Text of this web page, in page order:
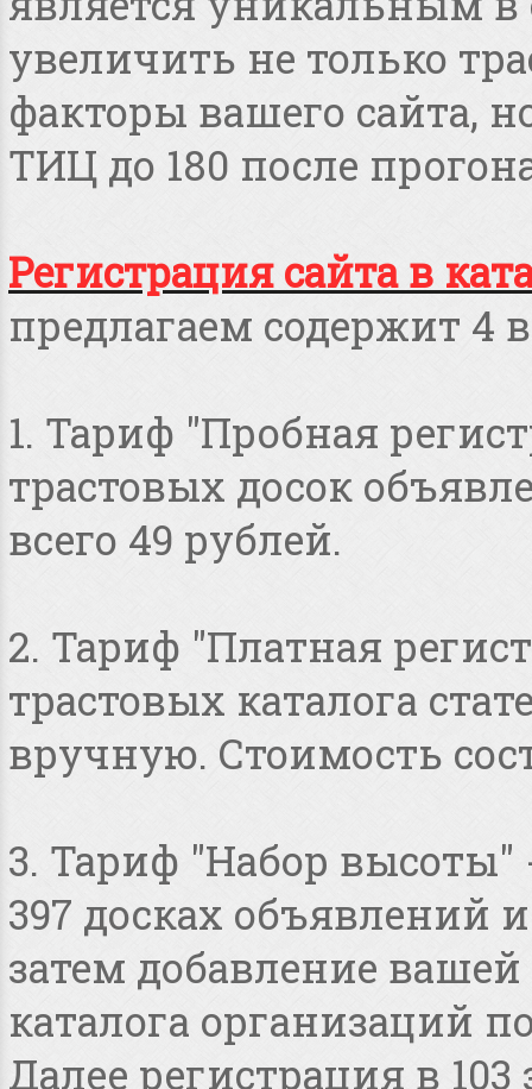
увеличить не только
факторы вашего сайта,
ТИЦ до 180 после
Регистрация сайта в
предлагаем содержит 4
1. Тариф "Пробная
трастовых досок
всего 49 рублей.
2. Тариф "Платная
трастовых каталога
вручную. Стоимость
3. Тариф "Набор
397 досках объявлений
затем добавление
каталога организаций
Далее регистрация в